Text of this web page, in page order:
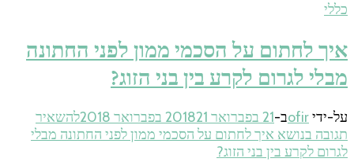
כללי
איך לחתום על הסכמי ממון לפני החתונה
מבלי לגרום לקרע בין בני הזוג?
על-ידיofirב-21 בפברואר 2018 21 בפברואר 2018
להשאיר
תגובה בנושא איך לחתום על הסכמי ממון לפני החתונה מבלי
לגרום לקרע בין בני הזוג?